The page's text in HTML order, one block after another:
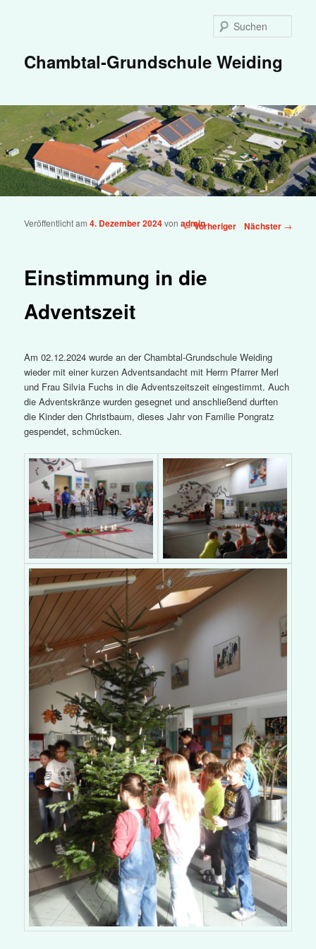
Chambtal-Grundschule Weiding
Beitragsnavigation
←Vorheriger Nächster →
Einstimmung in die
Adventszeit
Veröffentlicht am4. Dezember 2024vonadmin
Am 02.12.2024 wurde an der Chambtal-Grundschule Weiding
wieder mit einer kurzen Adventsandacht mit Herrn Pfarrer Merl
und Frau Silvia Fuchs in die Adventszeitszeit eingestimmt. Auch
die Adventskränze wurden gesegnet und anschließend durften
die Kinder den Christbaum, dieses Jahr von Familie Pongratz
gespendet, schmücken.